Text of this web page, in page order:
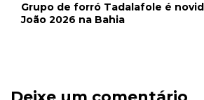
Grupo de forró Tadalafole é
João 2026 na Bahia